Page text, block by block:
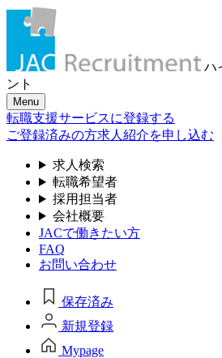
ハ
ント
Menu
転職支援サービスに登録する
ご登録済みの方求人紹介を申し込む
求人検索
転職希望者
採用担当者
会社概要
JACで働きたい方
FAQ
お問い合わせ
保存済み
新規登録
Mypage